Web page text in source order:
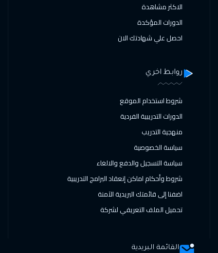
الاكثر مشاهدة
الدورات المؤكدة
احصل علي شهادتك الان
روابط اخري
شروط استخدام الموقع
الدورات التدريبية الفردية
منهجية التدريب
سياسة الخصوصية
سياسة التسجيل والدفع والالغاء
شروط وأحكام اماكن إنعقاد البرامج التدريبية
اضفنا إلى قائمتك البريدية الآمنة
تحميل الملف التعريفي لشركة
القائمة البريدية